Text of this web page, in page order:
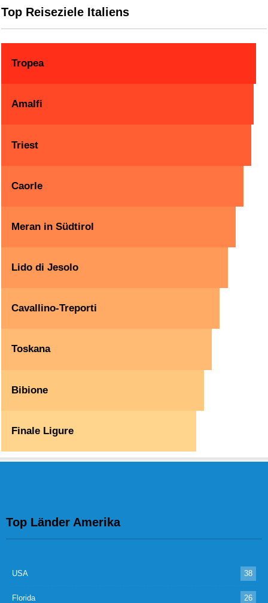
Top Reiseziele Italiens
Tropea
Amalfi
Triest
Caorle
Meran in Südtirol
Lido di Jesolo
Cavallino-Treporti
Toskana
Bibione
Finale Ligure
Top Länder Amerika
USA 38
Florida 26